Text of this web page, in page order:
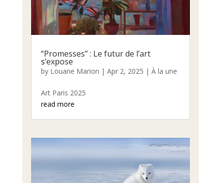
“Promesses” : Le futur de l’art
s’expose
by Louane Marion | Apr 2, 2025 | À la une
Art Paris 2025
read more